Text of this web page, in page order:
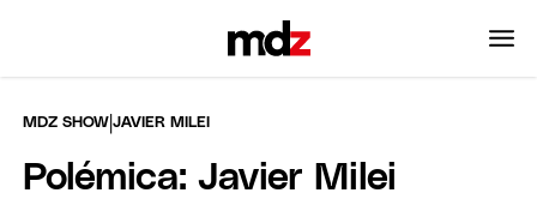
MDZ SHOW |JAVIER MILEI
Polémica: Javier Milei